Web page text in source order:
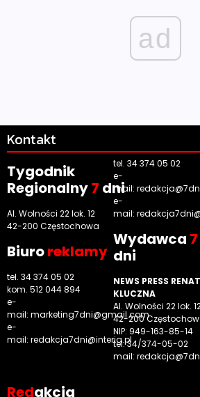
ad
Kontakt
Tygodnik
Regionalny7 dni
Al. Wolności 22 lok. 12
42-200 Częstochowa
Biuroreklamy
tel. 34 374 05 02
kom. 512 044 894
e-
mail: marketing7dni@gmail.com
e-
mail: redakcja7dni@interia.pl
Redakcja
tel. 34 374 05 02
e-
mail:
e-
mail:
Wydawca 7
dni
NEWS PRESS
KLUCZNA
Al. Wolności 22 lok.
42-200
NIP: 949-163-85-14
tel. 34/374-05-02
mail: